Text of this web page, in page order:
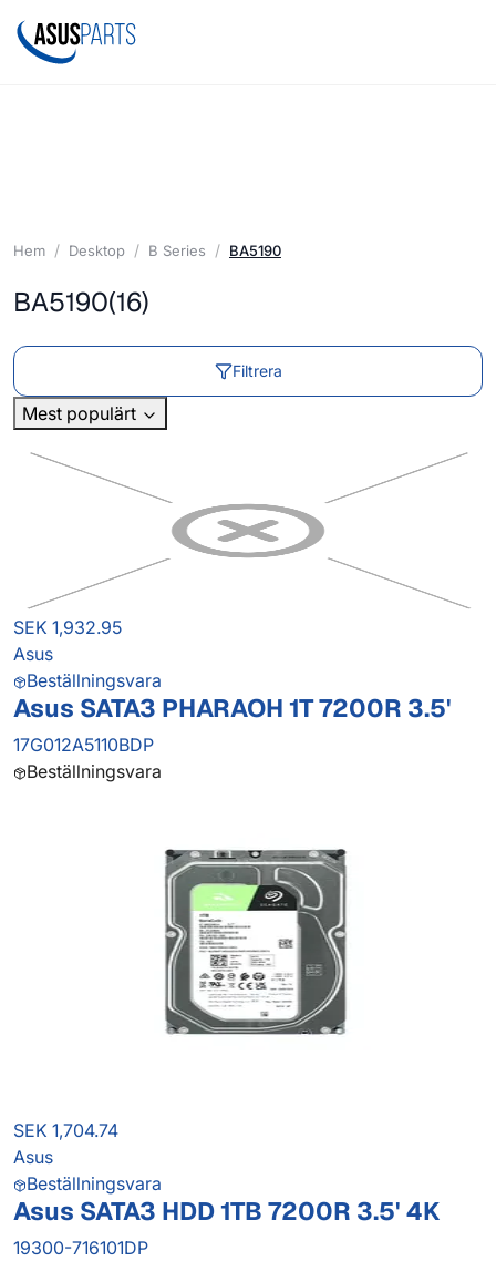
Hem Desktop B Series BA5190
BA5190(16)
Filtrera
Mest populärt
SEK 1,932.95
Asus
Beställningsvara
Asus SATA3 PHARAOH 1T 7200R 3.5'
17G012A5110BDP
Beställningsvara
SEK 1,704.74
Asus
Beställningsvara
Asus SATA3 HDD 1TB 7200R 3.5' 4K
19300-716101DP